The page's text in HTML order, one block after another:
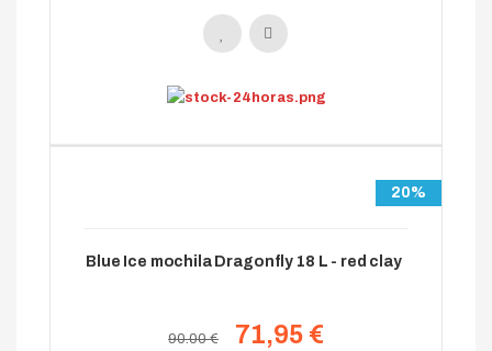
20%
Blue Ice mochila Dragonfly 18 L - red clay
90.00 € 71,95 €